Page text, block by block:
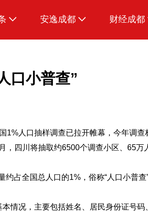
造
安逸成都
美食
财经成都
口小普查”
1%人口抽样调查已拉开帷幕，今年调查
四川将抽取约6500个调查小区、65万
占全国总人口的1%，俗称“人口小普查”
情况，主要包括姓名、居民身份证号